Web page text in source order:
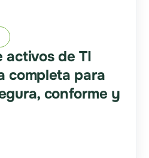
activos de TI
completa para
conforme y